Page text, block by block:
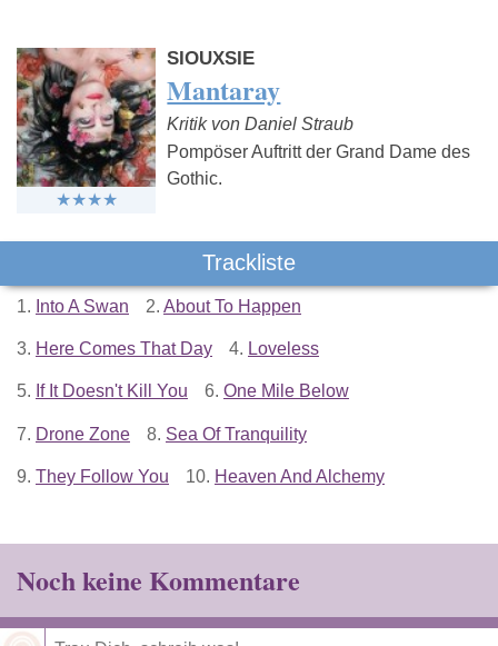
SIOUXSIE
Mantaray
Kritik von Daniel Straub
Pompöser Auftritt der Grand Dame des
Gothic.
Trackliste
1. Into A Swan 2. About To Happen
3. Here Comes That Day 4. Loveless
5. If It Doesn't Kill You 6. One Mile Below
7. Drone Zone 8. Sea Of Tranquility
9. They Follow You 10. Heaven And Alchemy
Noch keine Kommentare